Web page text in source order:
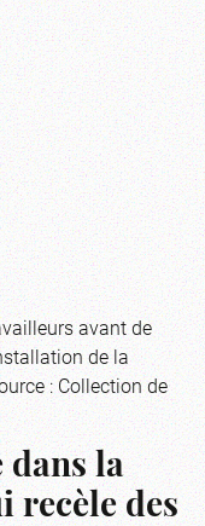
avant de
de la
: Collection de
dans la
recèle des